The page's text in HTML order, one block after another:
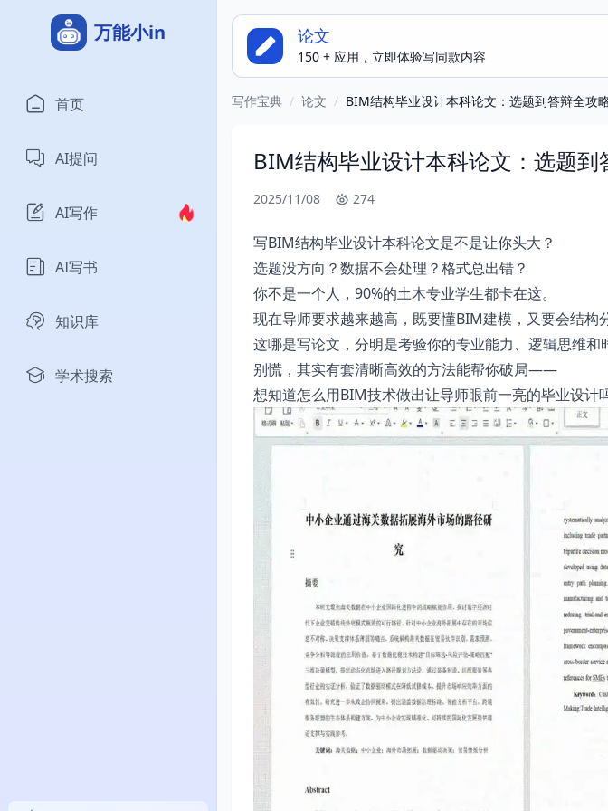
万能小in
首页
AI提问
AI写作
AI写书
知识库
学术搜索
论文
150 + 应用，立即体验写同款内容
写作宝典 / 论文 / BIM结构毕业设计本科论文：选题到答辩全攻
BIM结构毕业设计本科论文：选题到
2025/11/08 274
写BIM结构毕业设计本科论文是不是让你头大？
选题没方向？数据不会处理？格式总出错？
你不是一个人，90%的土木专业学生都卡在这。
现在导师要求越来越高，既要懂BIM建模，又要会结构
这哪是写论文，分明是考验你的专业能力、逻辑思维和
别慌，其实有套清晰高效的方法能帮你破局——
想知道怎么用BIM技术做出让导师眼前一亮的毕业设计